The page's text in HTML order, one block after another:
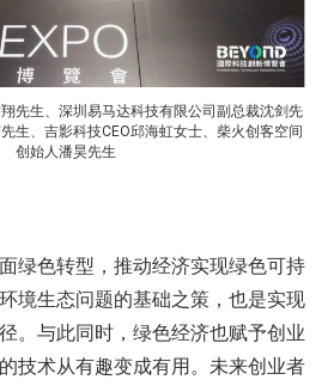
先生、深圳易马达科技有限公司副总裁沈剑先
生、吉影科技CEO邱海虹女士、柴火创客空间
创始人潘昊先生
绿色转型，推动经济实现绿色可持
境生态问题的基础之策，也是实现
。与此同时，绿色经济也赋予创业
技术从有趣变成有用。未来创业者